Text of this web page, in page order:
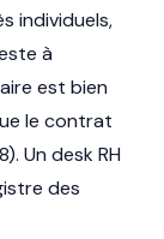
individuels,
à
est bien
le contrat
Un desk RH
des